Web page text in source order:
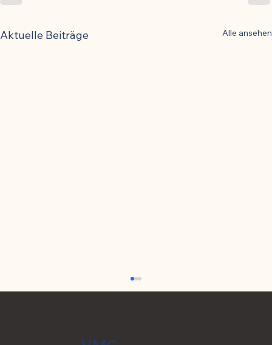
Aktuelle Beiträge Alle ansehen